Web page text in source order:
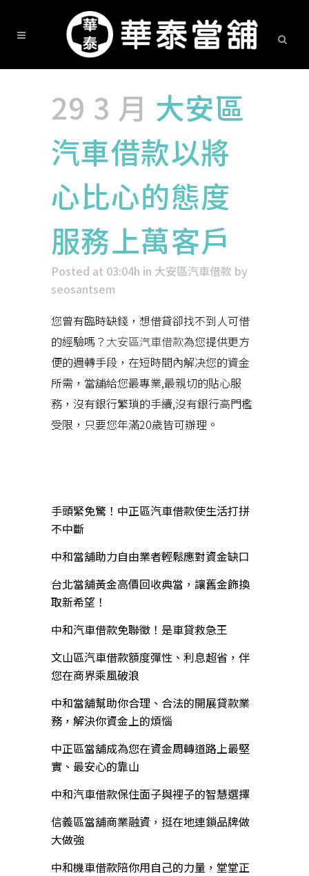
29 3 月 大安區
汽車借款以將
心比心的態度
服務上萬客戶
Posted at 03:04h in 大安區汽車借款 by
seosantsem
您曾有臨時缺錢，想借貸卻找不到人可借
的經驗嗎？ 大安區汽車借款為您提供更方
便的週轉手段，在短時間內解决您的資金
所需，當舖給您最專業,最親切的貼心服
務，沒有銀行繁瑣的手續,沒有銀行高門檻
受限，只要您年滿20歲皆可辦理。
手頭緊免驚！中正區汽車借款使生活打拼
不中斷
中和當舖助力自由業者輕鬆應對資金缺口
台北當舖黃金高價回收典當，讓舊金飾換
取新希望！
中和汽車借款免聯徵！是車貸救急王
文山區汽車借款額度彈性、利息超省，伴
您在商界乘風破浪
中和當舖幫助你合理、合法的開展貸款業
務，解決你資金上的煩惱
中正區當舖成為您在資金周轉道路上最堅
實、最安心的靠山
中和汽車借款保住面子與裡子的智慧選擇
信義區當舖商業融資，挺在地連鎖品牌做
大做強
中和機車借款陪你用自己的力量，堂堂正